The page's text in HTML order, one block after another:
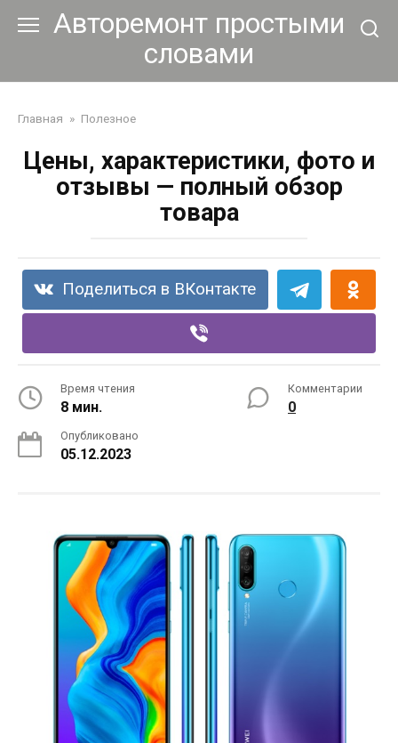
Авторемонт простыми
словами
Главная » Полезное
Цены, характеристики, фото и
отзывы — полный обзор
товара
Поделиться в ВКонтакте
Время чтения
8 мин.
Комментарии
0
Опубликовано
05.12.2023